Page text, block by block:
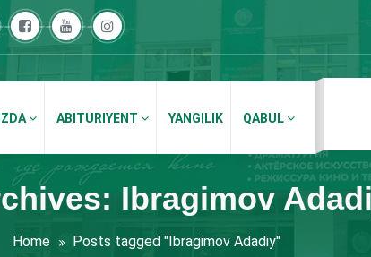
ABITURIYENT YANGILIK QABUL
Ibragimov
Home Posts tagged "Ibragimov Adadiy"